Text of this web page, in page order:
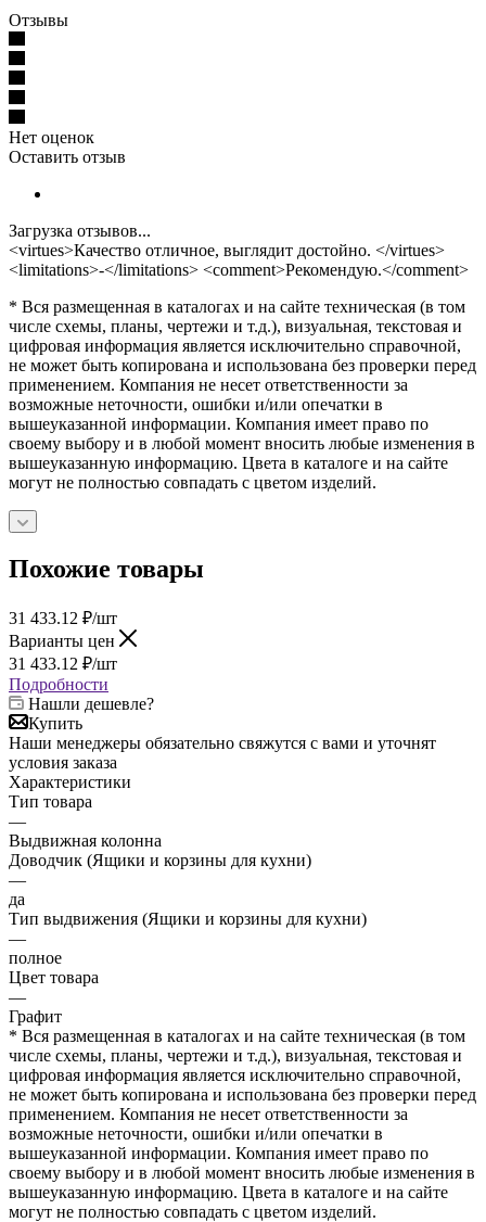
Отзывы
Нет оценок
Оставить отзыв
Загрузка отзывов...
<virtues>Качество отличное, выглядит достойно. </virtues>
<limitations>-</limitations> <comment>Рекомендую.</comment>
* Вся размещенная в каталогах и на сайте техническая (в том
числе схемы, планы, чертежи и т.д.), визуальная, текстовая и
цифровая информация является исключительно справочной,
не может быть копирована и использована без проверки перед
применением. Компания не несет ответственности за
возможные неточности, ошибки и/или опечатки в
вышеуказанной информации. Компания имеет право по
своему выбору и в любой момент вносить любые изменения в
вышеуказанную информацию. Цвета в каталоге и на сайте
могут не полностью совпадать с цветом изделий.
Похожие товары
31 433.12 ₽/шт
Варианты цен
31 433.12 ₽/шт
Подробности
Нашли дешевле?
Купить
Наши менеджеры обязательно свяжутся с вами и уточнят
условия заказа
Характеристики
Тип товара
—
Выдвижная колонна
Доводчик (Ящики и корзины для кухни)
—
да
Тип выдвижения (Ящики и корзины для кухни)
—
полное
Цвет товара
—
Графит
* Вся размещенная в каталогах и на сайте техническая (в том
числе схемы, планы, чертежи и т.д.), визуальная, текстовая и
цифровая информация является исключительно справочной,
не может быть копирована и использована без проверки перед
применением. Компания не несет ответственности за
возможные неточности, ошибки и/или опечатки в
вышеуказанной информации. Компания имеет право по
своему выбору и в любой момент вносить любые изменения в
вышеуказанную информацию. Цвета в каталоге и на сайте
могут не полностью совпадать с цветом изделий.